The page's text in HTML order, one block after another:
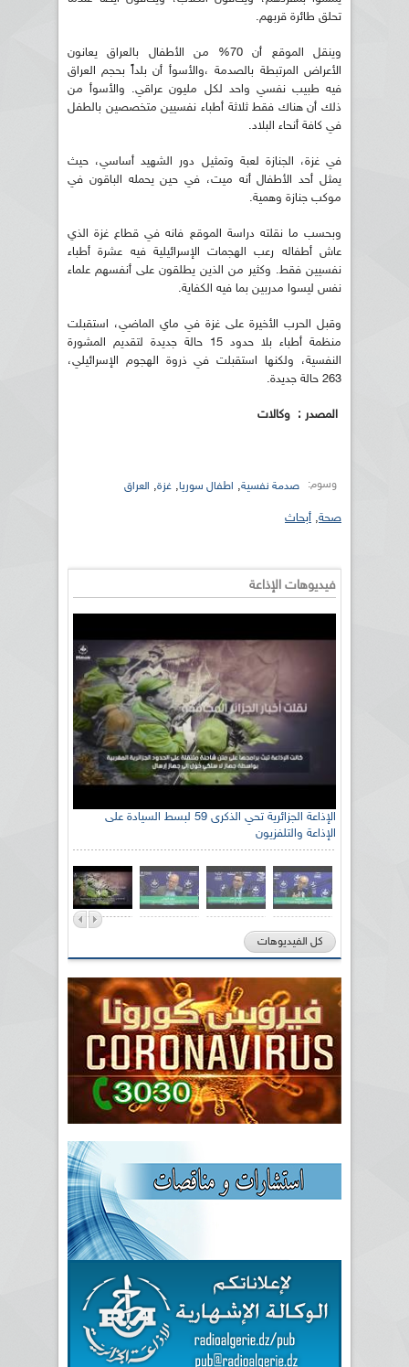
تحلق طائرة قربهم.
وينقل الموقع أن 70% من الأطفال بالعراق يعانون
الأعراض المرتبطة بالصدمة ،والأسوأ أن بلداً بحجم العراق
فيه طبيب نفسي واحد لكل مليون عراقي. والأسوأ من
ذلك أن هناك فقط ثلاثة أطباء نفسيين متخصصين بالطفل
في كافة أنحاء البلاد.
في غزة، الجنازة لعبة وتمثيل دور الشهيد أساسي، حيث
يمثل أحد الأطفال أنه ميت، في حين يحمله الباقون في
موكب جنازة وهمية.
وبحسب ما نقلته دراسة الموقع فانه في قطاع غزة الذي
عاش أطفاله رعب الهجمات الإسرائيلية فيه عشرة أطباء
نفسيين فقط. وكثير من الذين يطلقون على أنفسهم علماء
نفس ليسوا مدربين بما فيه الكفاية.
وقبل الحرب الأخيرة على غزة في ماي الماضي، استقبلت
منظمة أطباء بلا حدود 15 حالة جديدة لتقديم المشورة
النفسية، ولكنها استقبلت في ذروة الهجوم الإسرائيلي،
263 حالة جديدة.
المصدر : وكالات
وسوم: صدمة نفسية, اطفال سوريا, غزة, العراق
صحة, أبحاث
فيديوهات الإذاعة
الإذاعة الجزائرية تحي الذكرى 59 لبسط السيادة على
الإذاعة والتلفزيون
كل الفيديوهات